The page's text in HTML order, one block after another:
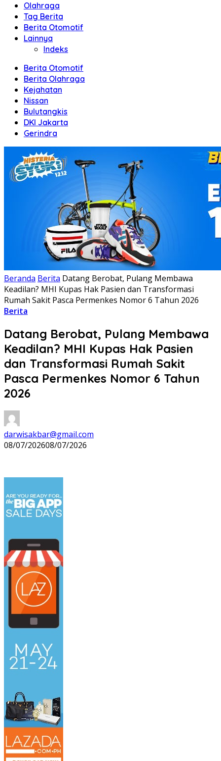
Olahraga
Tag Berita
Berita Otomotif
Lainnya
Indeks
Berita Otomotif
Berita Olahraga
Kejahatan
Nissan
Bulutangkis
DKI Jakarta
Gerindra
Beranda Berita Datang Berobat, Pulang Membawa
Keadilan? MHI Kupas Hak Pasien dan Transformasi
Rumah Sakit Pasca Permenkes Nomor 6 Tahun 2026
Berita
Datang Berobat, Pulang Membawa
Keadilan? MHI Kupas Hak Pasien
dan Transformasi Rumah Sakit
Pasca Permenkes Nomor 6 Tahun
2026
darwisakbar@gmail.com
08/07/202608/07/2026